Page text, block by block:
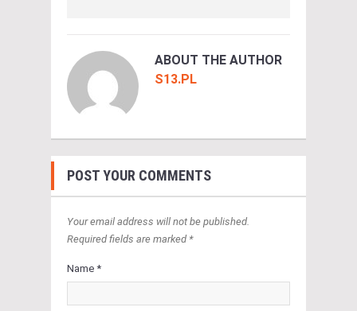
ABOUT THE AUTHOR
S13.PL
POST YOUR COMMENTS
Your email address will not be published.
Required fields are marked *
Name *